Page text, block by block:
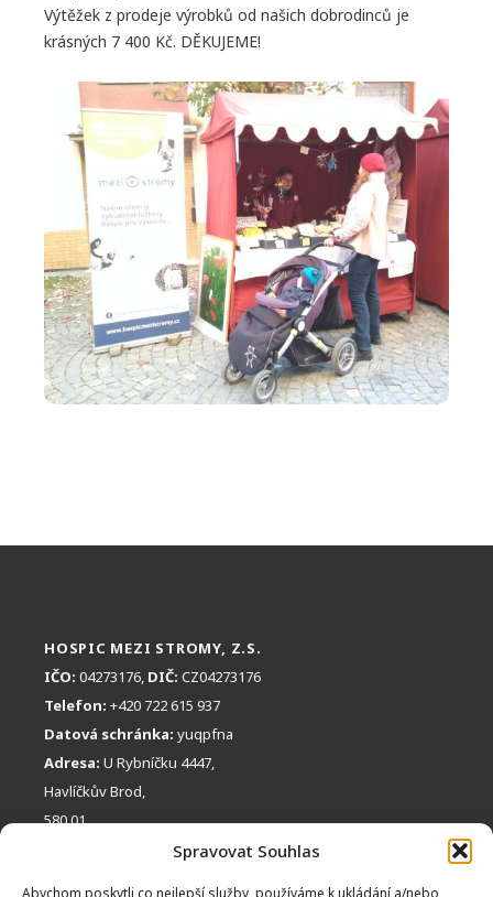
Spravovat Souhlas
Abychom poskytli co nejlepší služby, používáme k ukládání a/nebo
VOLNÁ MÍSTA
Výtěžek z prodeje výrobků od našich dobrodinců je
krásných 7 400 Kč. DĚKUJEME!
HOSPIC MEZI STROMY, Z.S.
IČO: 04273176, DIČ: CZ04273176
Telefon: +420 722 615 937
Datová schránka: yuqpfna
Adresa: U Rybníčku 4447,
Havlíčkův Brod,
580 01
RYCHLÝ KONTAKT: